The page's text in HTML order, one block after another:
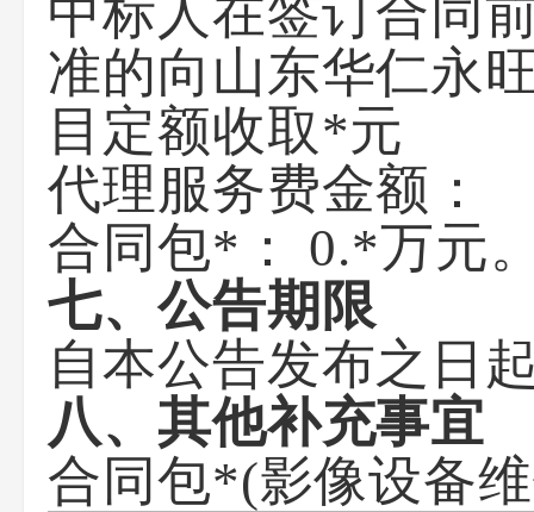
中标人在签订合同
准的向山东华仁永
目定额收取*元
代理服务费金额：
合同包*：
0.*万元
七、公告期限
自本公告发布之日
八、其他补充事宜
合同包*(影像设备